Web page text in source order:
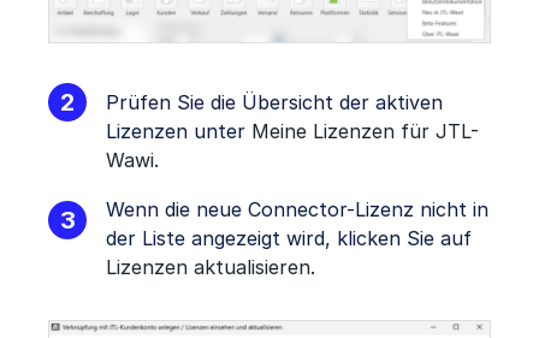
Prüfen Sie die Übersicht der aktiven
Lizenzen unter Meine Lizenzen für JTL-
Wawi.
Wenn die neue Connector-Lizenz nicht in
der Liste angezeigt wird, klicken Sie auf
Lizenzen aktualisieren.